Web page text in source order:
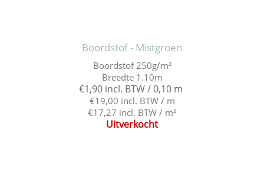
Boordstof - Mistgroen
Boordstof 250g/m²
Breedte 1.10m
€1,90 incl. BTW / 0,10 m
€19,00 incl. BTW / m
€17,27 incl. BTW / m²
Uitverkocht